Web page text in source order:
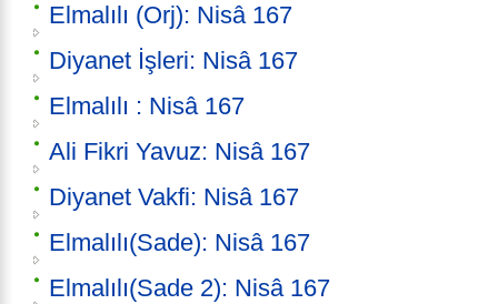
Elmalılı (Orj): Nisâ 167
Diyanet İşleri: Nisâ 167
Elmalılı : Nisâ 167
Ali Fikri Yavuz: Nisâ 167
Diyanet Vakfi: Nisâ 167
Elmalılı(Sade): Nisâ 167
Elmalılı(Sade 2): Nisâ 167